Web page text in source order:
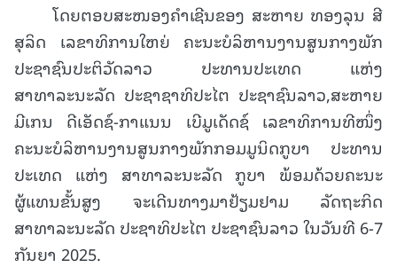
ໂດຍຕອບສະໜອງຄໍາເຊີນຂອງ ສະຫາຍ ທອງລຸນ ສີ
ສຸລິດ ເລຂາທິການໃຫຍ່ ຄະນະບໍລິຫານງານສູນກາງພັກ
ປະຊາຊົນປະຕິວັດລາວ ປະທານປະເທດ ແຫ່ງ
ສາທາລະນະລັດ ປະຊາຊາທິປະໄຕ ປະຊາຊົນລາວ,ສະຫາຍ
ມີເກນ ດີເອັດຊ໌-ກາແນນ ເບີມູເດັດຊ໌ ເລຂາທິການທີໜຶ່ງ
ຄະນະບໍລິຫານງານສູນກາງພັກກອມມູນິດກູບາ ປະທານ
ປະເທດ ແຫ່ງ ສາທາລະນະລັດ ກູບາ ພ້ອມດ້ວຍຄະນະ
ຜູ້ແທນຂັ້ນສູງ ຈະເດີນທາງມາຢ້ຽມຢາມ ລັດຖະກິດ
ສາທາລະນະລັດ ປະຊາທິປະໄຕ ປະຊາຊົນລາວ ໃນວັນທີ 6-7
ກັນຍາ 2025.